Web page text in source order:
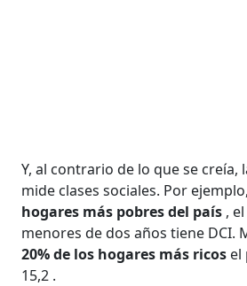
Y, al contrario de lo que se creía,
mide clases sociales. Por
hogares más pobres del país ,
menores de dos años tiene DCI.
20% de los hogares más ricos el
15,2 .